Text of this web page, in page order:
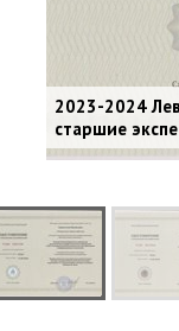
2023-2024
старшие